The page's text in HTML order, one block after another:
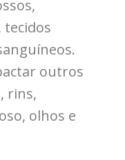
tecidos
outros
rins,
olhos e